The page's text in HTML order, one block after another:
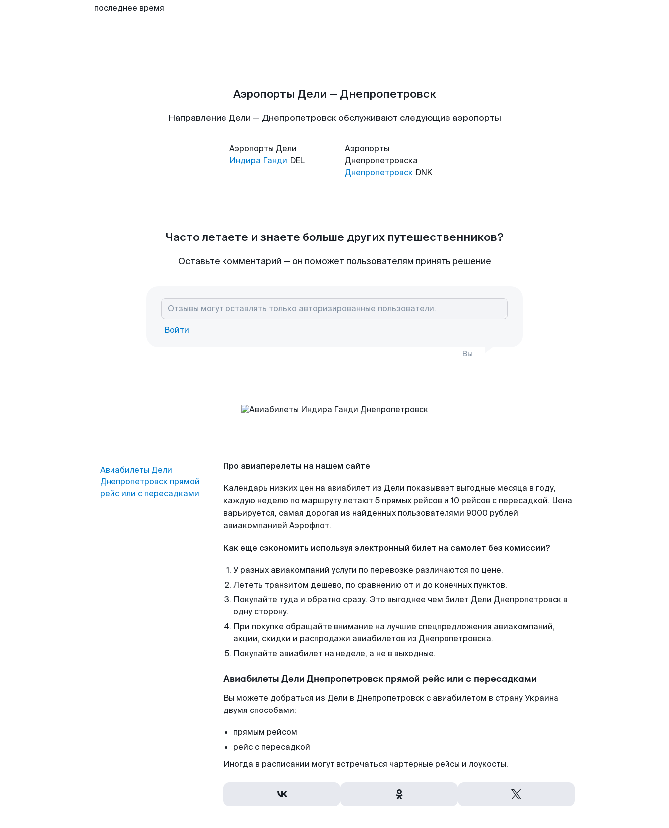
последнее время
Аэропорты Дели — Днепропетровск
Направление Дели — Днепропетровск обслуживают следующие аэропорты
Аэропорты Дели
Индира Ганди DEL
Аэропорты
Днепропетровска
Днепропетровск DNK
Часто летаете и знаете больше других путешественников?
Оставьте комментарий — он поможет пользователям принять решение
Войти
Вы
Авиабилеты Дели
Днепропетровск прямой
рейс или с пересадками
Про авиаперелеты на нашем сайте
Календарь низких цен на авиабилет из Дели показывает выгодные месяца в году,
каждую неделю по маршруту летают 5 прямых рейсов и 10 рейсов с пересадкой. Цена
варьируется, самая дорогая из найденных пользователями 9000 рублей
авиакомпанией Аэрофлот.
Как еще сэкономить используя электронный билет на самолет без комиссии?
У разных авиакомпаний услуги по перевозке различаются по цене.
Лететь транзитом дешево, по сравнению от и до конечных пунктов.
Покупайте туда и обратно сразу. Это выгоднее чем билет Дели Днепропетровск в
одну сторону.
При покупке обращайте внимание на лучшие спецпредложения авиакомпаний,
акции, скидки и распродажи авиабилетов из Днепропетровска.
Покупайте авиабилет на неделе, а не в выходные.
Авиабилеты Дели Днепропетровск прямой рейс или с пересадками
Вы можете добраться из Дели в Днепропетровск с авиабилетом в страну Украина
двумя способами:
прямым рейсом
рейс с пересадкой
Иногда в расписании могут встречаться чартерные рейсы и лоукосты.